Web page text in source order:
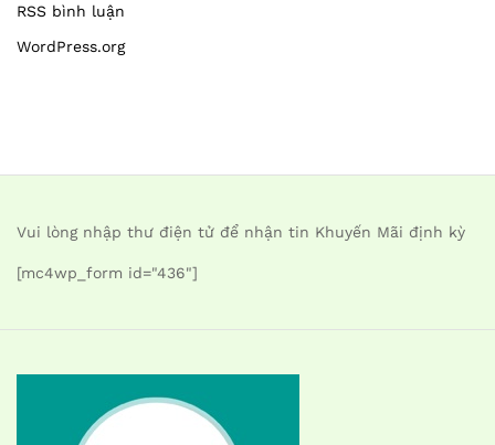
RSS bình luận
WordPress.org
Vui lòng nhập thư điện tử để nhận tin Khuyến Mãi định kỳ
[mc4wp_form id="436"]